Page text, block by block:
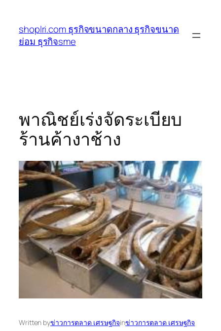
เนื้อหา
shoplri.com ธุรกิจขนาดกลาง ธุรกิจขนาด
ย่อม ธุรกิจsme
พาณิชย์เร่งจัดระเบียบ
ร้านค้างาช้าง
Written byข่าวการตลาด เศรษฐกิจinข่าวการตลาด เศรษฐกิจ